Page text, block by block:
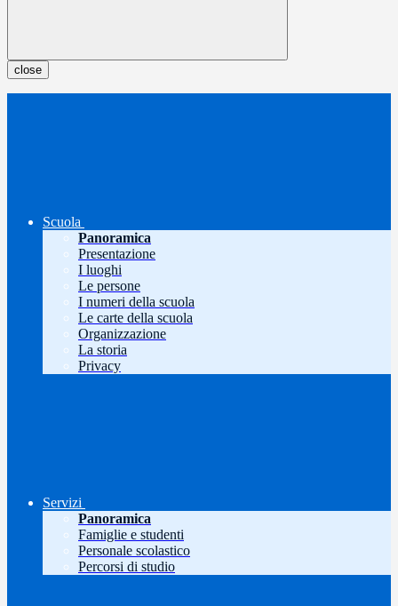
close
Scuola
Panoramica
Presentazione
I luoghi
Le persone
I numeri della scuola
Le carte della scuola
Organizzazione
La storia
Privacy
Servizi
Panoramica
Famiglie e studenti
Personale scolastico
Percorsi di studio